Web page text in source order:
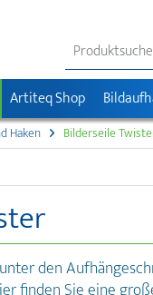
Artiteq Shop
Haken Bilderseile
den